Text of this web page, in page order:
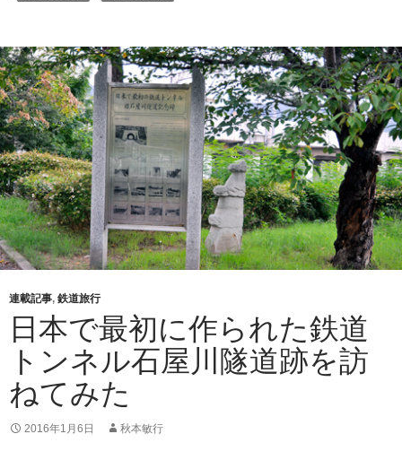
連載記事, 鉄道旅行
日本で最初に作られた鉄道
トンネル石屋川隧道跡を訪
ねてみた
2016年1月6日 秋本敏行